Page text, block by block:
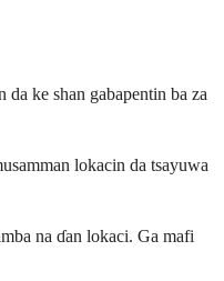
ke shan gabapentin ba za
lokacin da tsayuwa
na ɗan lokaci. Ga mafi